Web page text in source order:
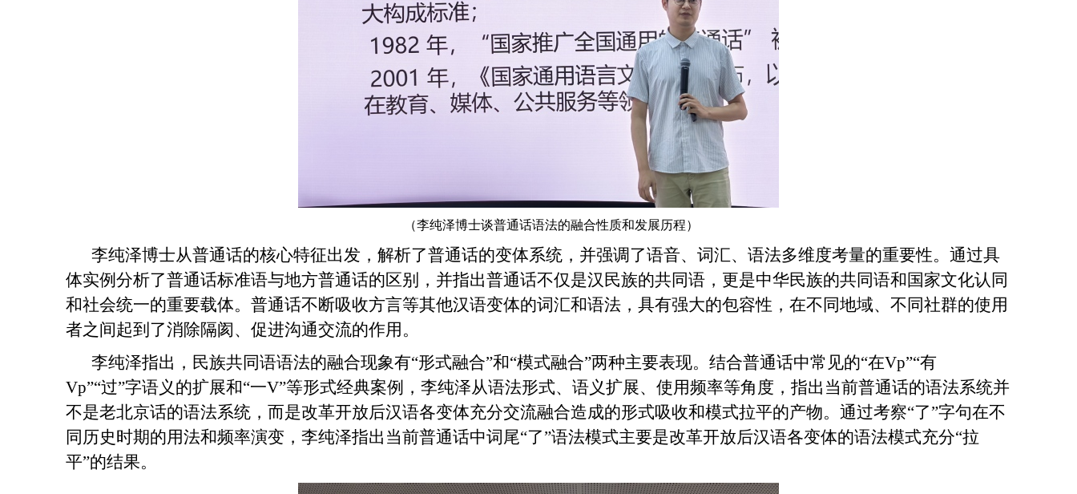
（李纯泽博士谈普通话语法的融合性质和发展历程）
李纯泽博士从普通话的核心特征出发，解析了普通话的变体系统，并强调了语音、词汇、语法多维度考量的重要性。通过具
体实例分析了普通话标准语与地方普通话的区别，并指出普通话不仅是汉民族的共同语，更是中华民族的共同语和国家文化认同
和社会统一的重要载体。普通话不断吸收方言等其他汉语变体的词汇和语法，具有强大的包容性，在不同地域、不同社群的使用
者之间起到了消除隔阂、促进沟通交流的作用。
李纯泽指出，民族共同语语法的融合现象有“形式融合”和“模式融合”两种主要表现。结合普通话中常见的“在Vp”“有
Vp”“过”字语义的扩展和“一V”等形式经典案例，李纯泽从语法形式、语义扩展、使用频率等角度，指出当前普通话的语法系统并
不是老北京话的语法系统，而是改革开放后汉语各变体充分交流融合造成的形式吸收和模式拉平的产物。通过考察“了”字句在不
同历史时期的用法和频率演变，李纯泽指出当前普通话中词尾“了”语法模式主要是改革开放后汉语各变体的语法模式充分“拉
平”的结果。